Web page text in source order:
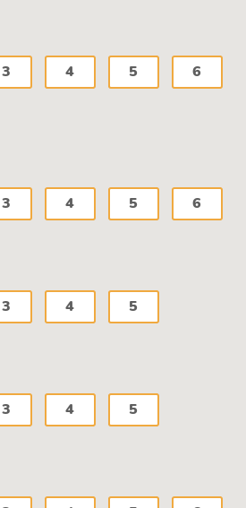
3 4 5 6
3 4 5 6
3 4 5
3 4 5